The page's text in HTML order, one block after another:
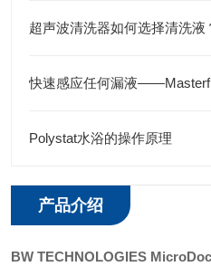
超声波清洗器如何选择清洗液
快速感应任何漏液
Polystat水浴的操作原理
产品介绍
BW TECHNOLOGIES